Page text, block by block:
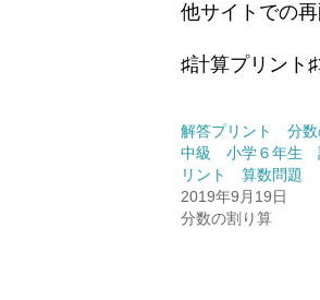
他サイトでの
♯計算プリント
解答プリント 分
中級 小学６年生
リント 算数問題
2019年9月19日
分数の割り算